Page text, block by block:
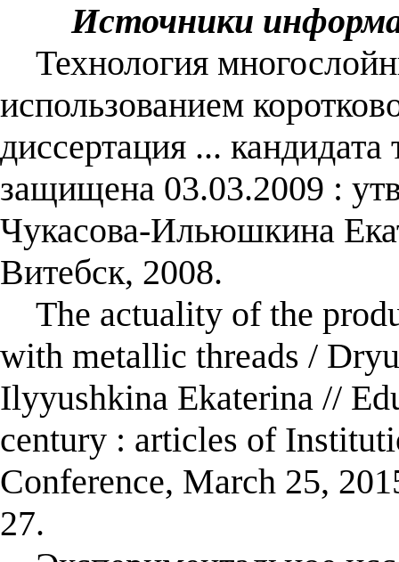
Источники
Технология
использованием
диссертация ...
защищена 03.03.2009 :
Чукасова-Ильюшкина
Витебск, 2008.
The actuality of the
with metallic threads /
Ilyyushkina Ekaterina //
century : articles of
Conference, March 25,
27.